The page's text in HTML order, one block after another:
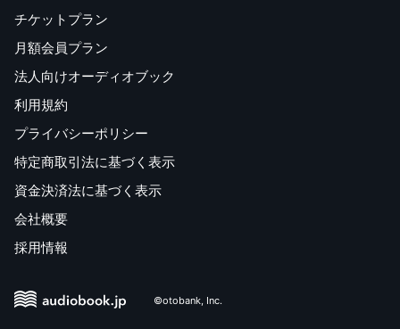
チケットプラン
月額会員プラン
法人向けオーディオブック
利用規約
プライバシーポリシー
特定商取引法に基づく表示
資金決済法に基づく表示
会社概要
採用情報
©otobank, Inc.